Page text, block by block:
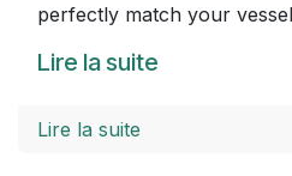
perfectly match your
Lire la suite
Lire la suite